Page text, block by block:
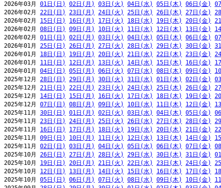
2026年03月 01日(日) 02日(月) 03日(火) 04日(水) 05日(木) 06日(金)
2026年02月 22日(日) 23日(月) 24日(火) 25日(水) 26日(木) 27日(金)
2026年02月 15日(日) 16日(月) 17日(火) 18日(水) 19日(木) 20日(金)
2026年02月 08日(日) 09日(月) 10日(火) 11日(水) 12日(木) 13日(金)
2026年02月 01日(日) 02日(月) 03日(火) 04日(水) 05日(木) 06日(金)
2026年01月 25日(日) 26日(月) 27日(火) 28日(水) 29日(木) 30日(金)
2026年01月 18日(日) 19日(月) 20日(火) 21日(水) 22日(木) 23日(金)
2026年01月 11日(日) 12日(月) 13日(火) 14日(水) 15日(木) 16日(金)
2026年01月 04日(日) 05日(月) 06日(火) 07日(水) 08日(木) 09日(金)
2025年12月 28日(日) 29日(月) 30日(火) 31日(水) 01日(木) 02日(金)
2025年12月 21日(日) 22日(月) 23日(火) 24日(水) 25日(木) 26日(金)
2025年12月 14日(日) 15日(月) 16日(火) 17日(水) 18日(木) 19日(金)
2025年12月 07日(日) 08日(月) 09日(火) 10日(水) 11日(木) 12日(金)
2025年11月 30日(日) 01日(月) 02日(火) 03日(水) 04日(木) 05日(金)
2025年11月 23日(日) 24日(月) 25日(火) 26日(水) 27日(木) 28日(金)
2025年11月 16日(日) 17日(月) 18日(火) 19日(水) 20日(木) 21日(金)
2025年11月 09日(日) 10日(月) 11日(火) 12日(水) 13日(木) 14日(金)
2025年11月 02日(日) 03日(月) 04日(火) 05日(水) 06日(木) 07日(金)
2025年10月 26日(日) 27日(月) 28日(火) 29日(水) 30日(木) 31日(金)
2025年10月 19日(日) 20日(月) 21日(火) 22日(水) 23日(木) 24日(金)
2025年10月 12日(日) 13日(月) 14日(火) 15日(水) 16日(木) 17日(金)
2025年10月 05日(日) 06日(月) 07日(火) 08日(水) 09日(木) 10日(金)